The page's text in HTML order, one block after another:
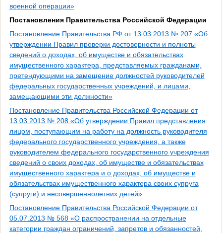
военной операции»
Постановления Правительства Российской Федерации
Постановление Правительства РФ от 13.03.2013 № 207 «Об
утверждении Правил проверки достоверности и полноты
сведений о доходах, об имуществе и обязательствах
имущественного характера, представляемых гражданами,
претендующими на замещение должностей руководителей
федеральных государственных учреждений, и лицами,
замещающими эти должности»
Постановление Правительства Российской Федерации от
13.03.2013 № 208 «Об утверждении Правил представления
лицом, поступающим на работу на должность руководителя
федерального государственного учреждения, а также
руководителем федерального государственного учреждения
сведений о своих доходах, об имуществе и обязательствах
имущественного характера и о доходах, об имуществе и
обязательствах имущественного характера своих супруга
(супруги) и несовершеннолетних детей»
Постановление Правительства Российской Федерации от
05.07.2013 № 568 «О распространении на отдельные
категории граждан ограничений, запретов и обязанностей,